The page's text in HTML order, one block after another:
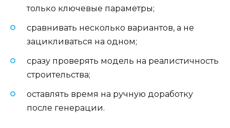
только ключевые параметры;
сравнивать несколько вариантов, а не
зацикливаться на одном;
сразу проверять модель на реалистичность
строительства;
оставлять время на ручную доработку
после генерации.